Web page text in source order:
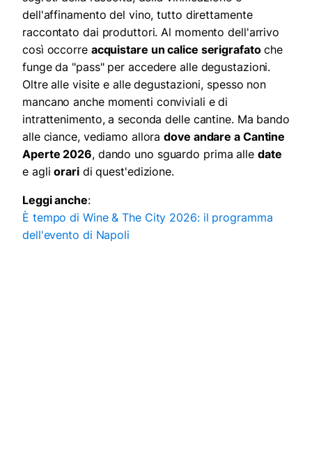
dell'affinamento del vino, tutto direttamente
raccontato dai produttori. Al momento dell'arrivo
così occorre acquistare un calice serigrafatoche
funge da "pass" per accedere alle degustazioni.
Oltre alle visite e alle degustazioni, spesso non
mancano anche momenti conviviali e di
intrattenimento, a seconda delle cantine. Ma bando
alle ciance, vediamo alloradove andare a Cantine
Aperte 2026, dando uno sguardo prima alle date
e aglioraridi quest'edizione.
Leggi anche:
È tempo di Wine & The City 2026: il programma
dell'evento di Napoli